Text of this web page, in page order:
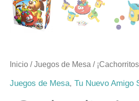
Inicio /Juegos de Mesa /
Juegos de Mesa, Tu Nuevo Amigo